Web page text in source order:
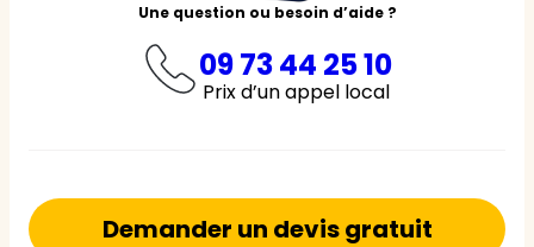
Une question ou besoin d’aide ?
09 73 44 25 10
Prix d’un appel local
Demander un devis gratuit